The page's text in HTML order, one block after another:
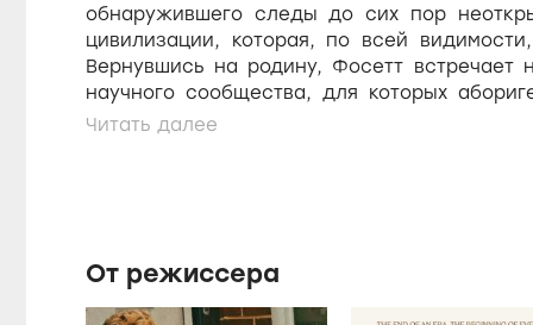
обнаружившего следы до сих пор
цивилизации, которая, по всей
Вернувшись на родину, Фосетт встречает
научного сообщества, для которых
просто дикари. Вопреки всему, герой
От режиссера